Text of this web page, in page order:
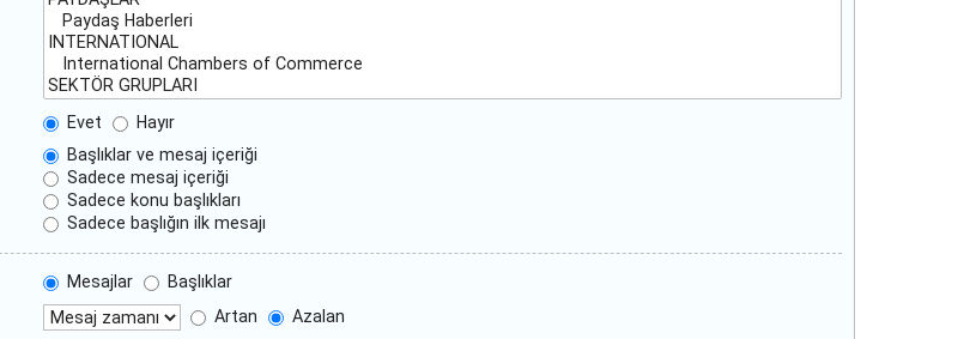
Evet
Hayır
Başlıklar ve mesaj içeriği
Sadece mesaj içeriği
Sadece konu başlıkları
Sadece başlığın ilk mesajı
Mesajlar
Başlıklar
Artan Azalan